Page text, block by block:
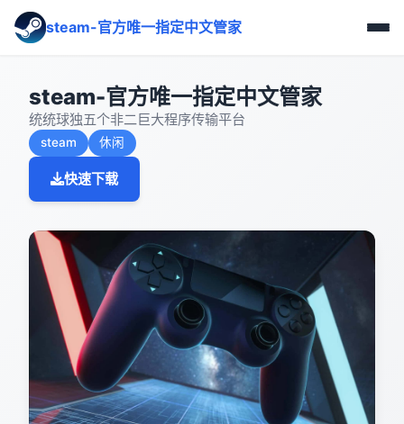
steam-官方唯一指定中文管家
steam-官方唯一指定中文管家
统统球独五个非二巨大程序传输平台
steam 休闲
快速下载